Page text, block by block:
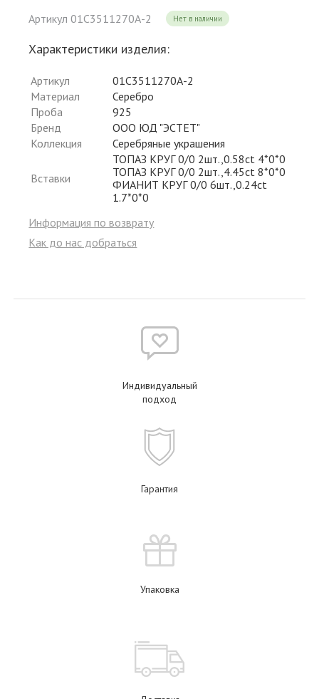
Артикул 01С3511270А-2 Нет в наличии
Характеристики изделия:
Артикул
01С3511270А-2
Материал
Серебро
Проба
925
Бренд
ООО ЮД "ЭСТЕТ"
Коллекция
Серебряные украшения
Вставки
ТОПАЗ КРУГ 0/0 2шт.,0.58ct 4*0*0
ТОПАЗ КРУГ 0/0 2шт.,4.45ct 8*0*0
ФИАНИТ КРУГ 0/0 6шт.,0.24ct
1.7*0*0
Информация по возврату
Как до нас добраться
Индивидуальный
подход
Гарантия
Упаковка